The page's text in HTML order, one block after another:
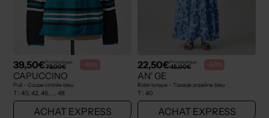
39,50€Prix boutique :
79,00€ -50%
CAPUCCINO
Pull - Coupe cintrée bleu
T : 40, 42, 46, ... 48
ACHAT EXPRESS
22,50€Prix boutique :
45,00€ -50%
AN' GE
Robe longue - Tissage popeline bleu
T : 40
ACHAT EXPRESS